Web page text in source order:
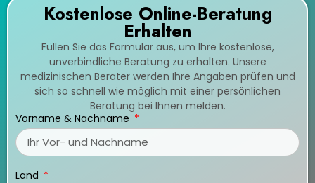
Kostenlose Online-Beratung
Erhalten
Füllen Sie das Formular aus, um Ihre kostenlose,
unverbindliche Beratung zu erhalten. Unsere
medizinischen Berater werden Ihre Angaben prüfen und
sich so schnell wie möglich mit einer persönlichen
Beratung bei Ihnen melden.
Vorname & Nachname
Land